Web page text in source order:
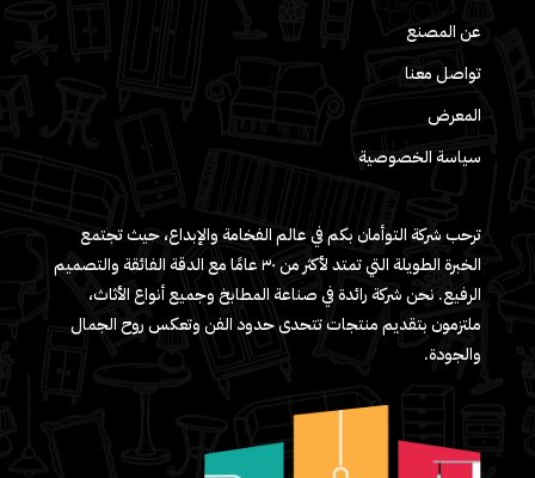
عن المصنع
تواصل معنا
المعرض
سياسة الخصوصية
ترحب شركة التوأمان بكم في عالم الفخامة والإبداع، حيث تجتمع
الخبرة الطويلة التي تمتد لأكثر من ٣٠ عامًا مع الدقة الفائقة والتصميم
الرفيع. نحن شركة رائدة في صناعة المطابخ وجميع أنواع الأثاث،
ملتزمون بتقديم منتجات تتحدى حدود الفن وتعكس روح الجمال
والجودة.